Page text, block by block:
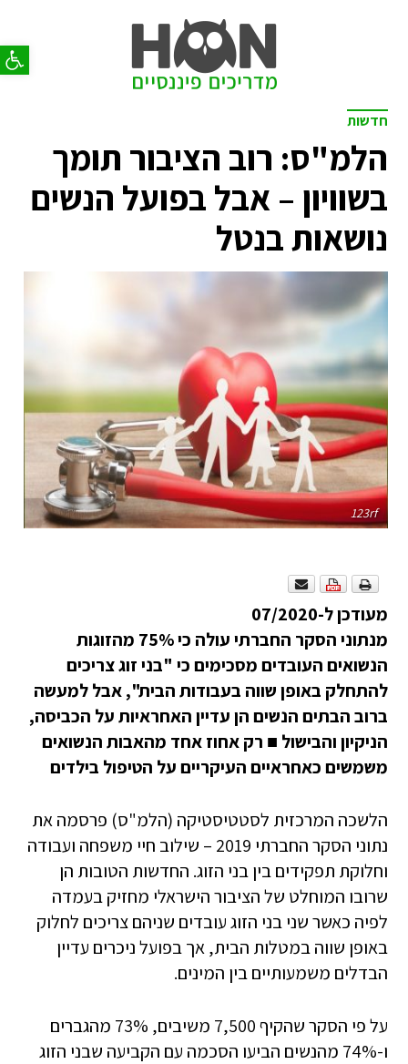
פתח
חדשות
הלמ"ס: רוב הציבור תומך
בשוויון – אבל בפועל הנשים
נושאות בנטל
123rf
מעודכן ל-07/2020
מנתוני הסקר החברתי עולה כי 75% מהזוגות
הנשואים העובדים מסכימים כי "בני זוג צריכים
להתחלק באופן שווה בעבודות הבית", אבל למעשה
ברוב הבתים הנשים הן עדיין האחראיות על הכביסה,
הניקיון והבישול ■ רק אחוז אחד מהאבות הנשואים
משמשים כאחראיים העיקריים על הטיפול בילדים
הלשכה המרכזית לסטטיסטיקה (הלמ"ס) פרסמה את
נתוני הסקר החברתי 2019 – שילוב חיי משפחה ועבודה
וחלוקת תפקידים בין בני הזוג. החדשות הטובות הן
שרובו המוחלט של הציבור הישראלי מחזיק בעמדה
לפיה כאשר שני בני הזוג עובדים שניהם צריכים לחלוק
באופן שווה במטלות הבית, אך בפועל ניכרים עדיין
הבדלים משמעותיים בין המינים.
על פי הסקר שהקיף 7,500 משיבים, 73% מהגברים
ו-74% מהנשים הביעו הסכמה עם הקביעה שבני הזוג